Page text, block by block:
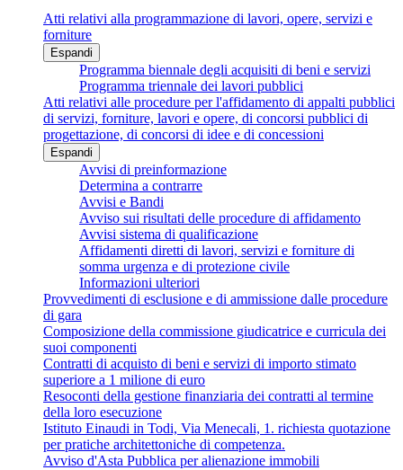
Atti relativi alla programmazione di lavori, opere, servizi e
forniture
Espandi
Programma biennale degli acquisiti di beni e servizi
Programma triennale dei lavori pubblici
Atti relativi alle procedure per l'affidamento di appalti pubblici
di servizi, forniture, lavori e opere, di concorsi pubblici di
progettazione, di concorsi di idee e di concessioni
Espandi
Avvisi di preinformazione
Determina a contrarre
Avvisi e Bandi
Avviso sui risultati delle procedure di affidamento
Avvisi sistema di qualificazione
Affidamenti diretti di lavori, servizi e forniture di
somma urgenza e di protezione civile
Informazioni ulteriori
Provvedimenti di esclusione e di ammissione dalle procedure
di gara
Composizione della commissione giudicatrice e curricula dei
suoi componenti
Contratti di acquisto di beni e servizi di importo stimato
superiore a 1 milione di euro
Resoconti della gestione finanziaria dei contratti al termine
della loro esecuzione
Istituto Einaudi in Todi, Via Menecali, 1. richiesta quotazione
per pratiche architettoniche di competenza.
Avviso d'Asta Pubblica per alienazione immobili